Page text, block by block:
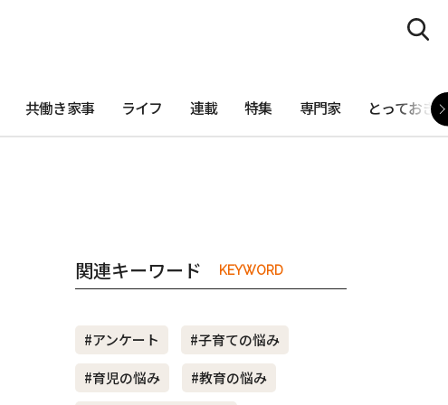
共働き家事 ライフ 連載 特集 専門家 とっておき
関連キーワード KEYWORD
#アンケート
#子育ての悩み
#育児の悩み
#教育の悩み